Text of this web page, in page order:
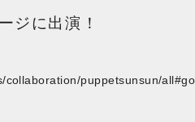
ジに出演！
puppetsunsun/